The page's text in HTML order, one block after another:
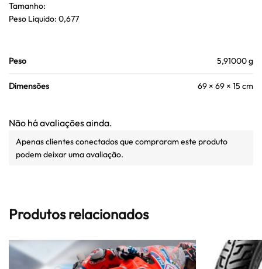
Tamanho:
Peso Liquido: 0,677
Peso 5,91000 g
Dimensões 69 × 69 × 15 cm
Não há avaliações ainda.
Apenas clientes conectados que compraram este produto
podem deixar uma avaliação.
Produtos relacionados